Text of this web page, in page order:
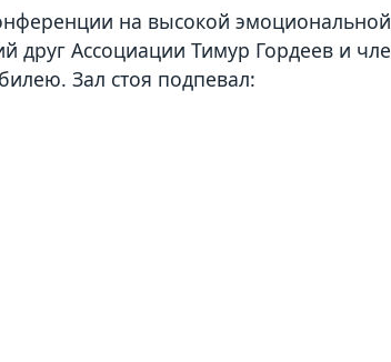
на высокой
друг Ассоциации Тимур Гордеев и
Зал стоя подпевал: